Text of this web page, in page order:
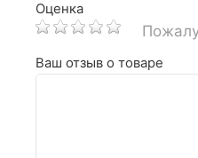
Оценка
Ваш отзыв о товаре